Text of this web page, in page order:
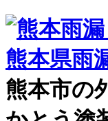
熊本市の